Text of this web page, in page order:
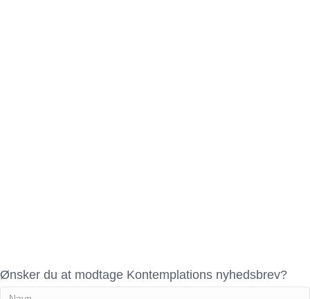
Ønsker du at modtage Kontemplations nyhedsbrev?